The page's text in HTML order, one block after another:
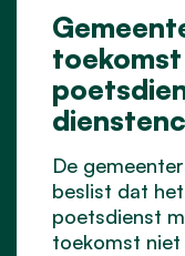
De
beslist dat
poetsdienst
toekomst niet